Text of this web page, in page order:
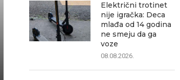
Električni trotinet
nije igračka: Deca
mlađa od 14 godina
ne smeju da ga
voze
08.08.2026.